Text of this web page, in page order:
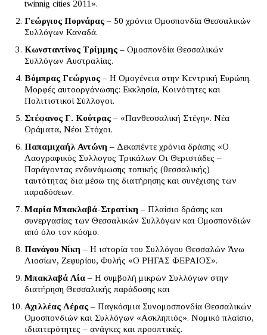
twinnig cities 2011».
Γεώργιος Πορνάρας – 50 χρόνια Ομοσπονδία Θεσσαλικών
Συλλόγων Καναδά.
Κωνσταντίνος Τρίμμης – Ομοσπονδία Θεσσαλικών
Συλλόγων Αυστραλίας.
Βόμπρας Γεώργιος – Η Ομογένεια στην Κεντρική Ευρώπη.
Μορφές αυτοοργάνωσης: Εκκλησία, Κοινότητες και
Πολιτιστικοί Σύλλογοι.
Στέφανος Γ. Κούτρας – «Πανθεσσαλική Στέγη». Νέα
Οράματα, Νέοι Στόχοι.
Παπαμιχαήλ Αντώνη – Δεκαπέντε χρόνια δράσης «Ο
Λαογραφικός Συλλογος Τρικάλων Οι Θεριστάδες –
Παράγοντας ενδυνάμωσης τοπικής (θεσσαλικής)
ταυτότητας δια μέσω της διατήρησης και συνέχισης των
παραδόσεων.
Μαρία Μπακλαβά-Στρατίκη – Πλαίσιο δράσης και
συνεργασίας των Θεσσαλικών Συλλόγων και Ομοσπονδιών
από όλο τον κόσμο.
Πανάγου Νίκη – Η ιστορία του Συλλόγου Θεσσαλών Άνω
Λιοσίων, Ζεφυρίου, Φυλής «Ο ΡΗΓΑΣ ΦΕΡΑΙΟΣ».
Μπακλαβά Λία – Η συμβολή μικρών Συλλόγων στην
διατήρηση Θεσσαλικής παράδοσης και
Αχιλλέας Λέρας – Παγκόσμια Συνομοσπονδία Θεσσαλικών
Ομοσπονδιών και Συλλόγων «Ασκληπιός». Νομικό πλαίσιο,
ιδιαιτερότητες – ανάγκες και προοπτικές.